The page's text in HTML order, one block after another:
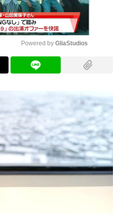
Powered by GliaStudios